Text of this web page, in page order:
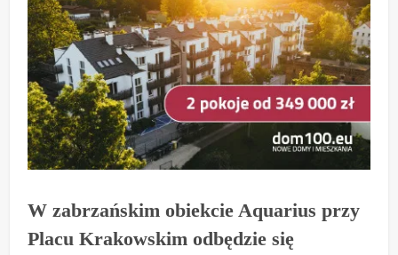
W zabrzańskim obiekcie Aquarius przy
Placu Krakowskim odbędzie się